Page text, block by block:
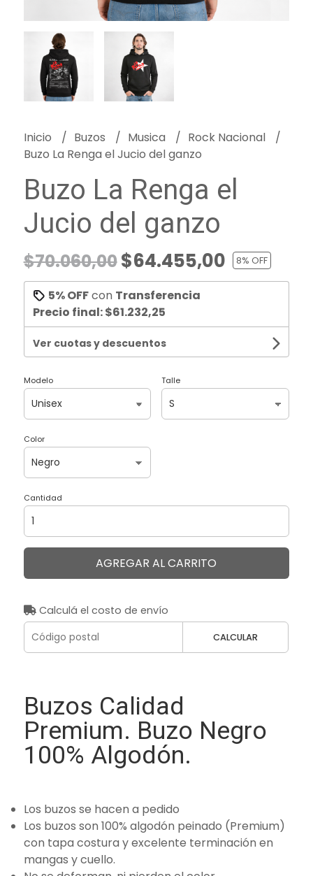
Inicio Buzos Musica
Rock Nacional
Buzo La Renga el Jucio del ganzo
Buzo La Renga el
Jucio del ganzo
$70.060,00$64.455,00 8% OFF
5% OFFcon Transferencia
Precio final:$61.232,25
Ver cuotas y descuentos
Modelo Talle
Color
Cantidad
AGREGAR AL CARRITO
Calculá el costo de envío
CALCULAR
Buzos Calidad
Premium. Buzo Negro
100% Algodón.
Los buzos se hacen a pedido
Los buzos son 100% algodón peinado (Premium)
con tapa costura y excelente terminación en
mangas y cuello.